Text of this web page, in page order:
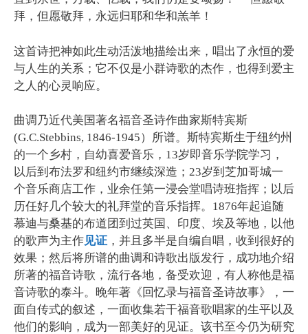
拜，但愿敬拜，永远归耶和华和羔羊！
这首诗把神如此生动活泼地描绘出来，唱出了永恒的爱
与人生的关系；它不仅是小群诗歌的杰作，也得到爱主
之人的心灵响应。
曲调乃近代美国著名福音圣诗作曲家斯特宾斯
(G.C.Stebbins, 1846-1945）所谱。斯特宾斯生于纽约州
的一个乡村，自幼喜爱音乐，13岁即音乐学院学习，
以后到布法罗和纽约市继续深造；23岁到芝加哥城一
个音乐商店工作，业余任第一浸会堂唱诗班指挥；以后
历任好几个较大的礼拜堂的音乐指挥。1876年起追随
慕迪与桑基的布道团到过英国、印度、埃及等地，以他
的歌声为主作见证 ，并且多半是自编自唱，收到很好的
效果；然后将所谱的曲调和诗歌出版发行，成功地介绍
所著的福音诗歌，流行各地，备受欢迎，有人称他是福
音诗歌的泰斗。晚年著《回忆录与福音圣诗故事》，一
面自传式的叙述，一面收集若干福音歌唱家的生平以及
他们的影响，成为一部美好的见证。该书至今仍为研究